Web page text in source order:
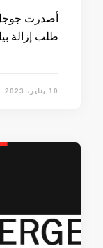
أصدرت
طلب إزالة
10 يناير، 2023